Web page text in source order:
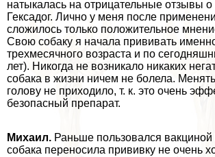
натыкалась на отрицательные отзывы о
Гексадог. Лично у меня после
сложилось только положительное
Свою собаку я начала прививать
трехмecячного возраста и по
лет). Никогда не возникало никаких
собака в жизни ничем не болела.
голову не приходило, т. к. это очень
безопасный препарат.
Михаил. Раньше пользовался
собака переносила прививку не очень